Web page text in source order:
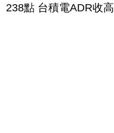
238點 台積電ADR收高